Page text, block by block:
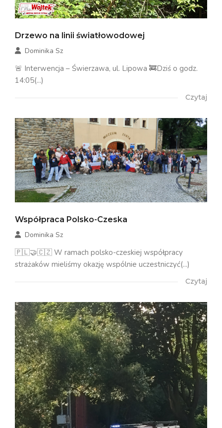
Drzewo na linii światłowodowej
Dominika Sz
🚨 Interwencja – Świerzawa, ul. Lipowa 🚒Dziś o godz.
14:05(...)
Czytaj
Współpraca Polsko-Czeska
Dominika Sz
🇵🇱🤝🇨🇿 W ramach polsko-czeskiej współpracy
strażaków mieliśmy okazję wspólnie uczestniczyć(...)
Czytaj